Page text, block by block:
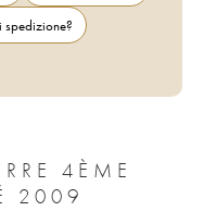
spedizione?
4ÈME
2009